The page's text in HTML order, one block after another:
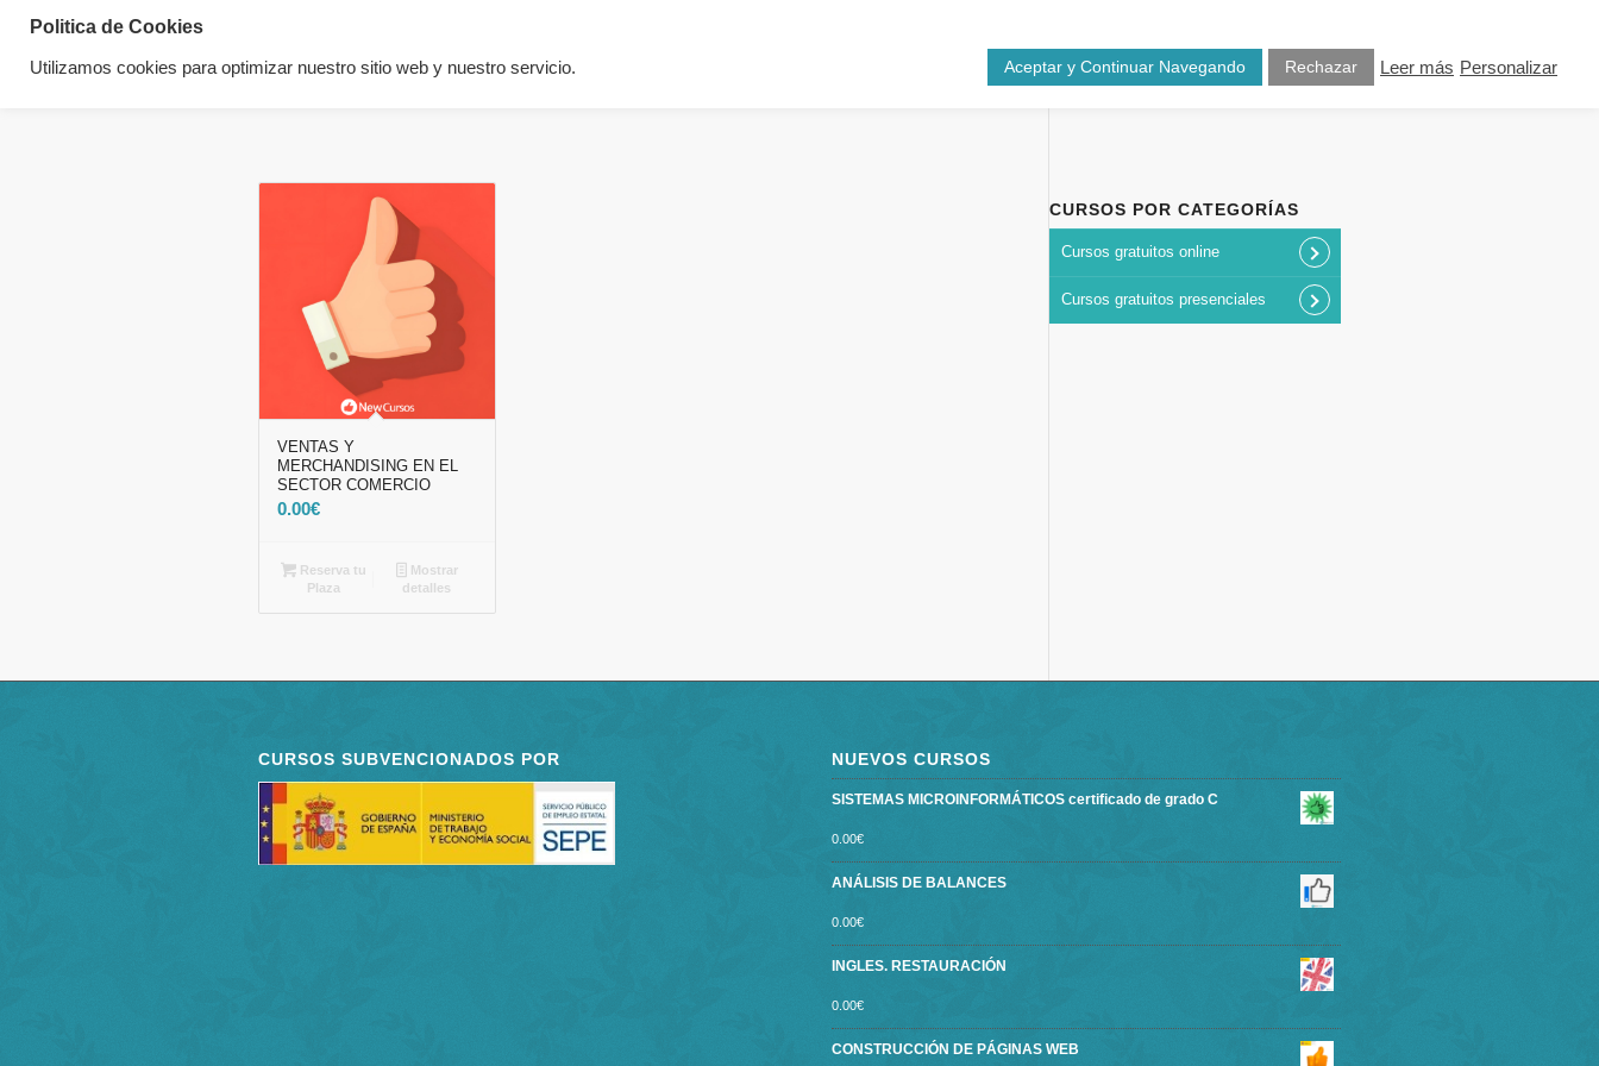
Cursos Nosotros Blog Contacto
VENTAS Y
MERCHANDISING EN EL
SECTOR COMERCIO
0.00€
Reserva tu
Plaza
Mostrar
detalles
CURSOS POR CATEGORÍAS
Cursos gratuitos online
Cursos gratuitos presenciales
CURSOS SUBVENCIONADOS POR NUEVOS CURSOS
SISTEMAS MICROINFORMÁTICOS certificado de grado C
0.00€
ANÁLISIS DE BALANCES
0.00€
INGLES. RESTAURACIÓN
0.00€
CONSTRUCCIÓN DE PÁGINAS WEB
Politica de Cookies
Utilizamos cookies para optimizar nuestro sitio web y nuestro servicio. Aceptar y Continuar Navegando Rechazar Leer más Personalizar